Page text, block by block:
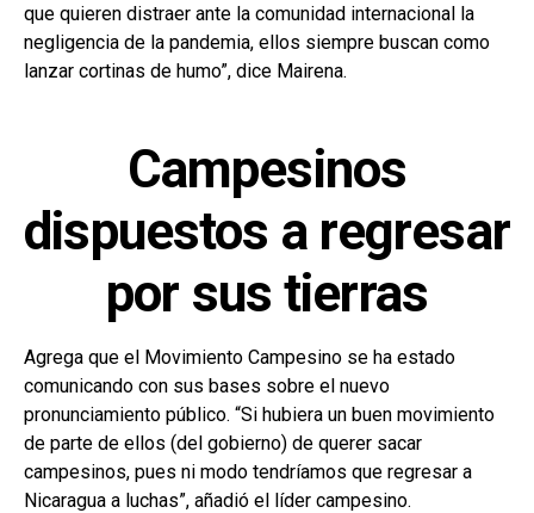
que quieren distraer ante la comunidad internacional la
negligencia de la pandemia, ellos siempre buscan como
lanzar cortinas de humo”, dice Mairena.
Campesinos
dispuestos a regresar
por sus tierras
Agrega que el Movimiento Campesino se ha estado
comunicando con sus bases sobre el nuevo
pronunciamiento público. “Si hubiera un buen movimiento
de parte de ellos (del gobierno) de querer sacar
campesinos, pues ni modo tendríamos que regresar a
Nicaragua a luchas”, añadió el líder campesino.